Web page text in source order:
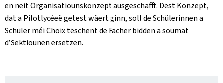
en neit Organisatiounskonzept ausgeschafft. Dëst Konzept,
dat a Pilotlycéeë getest wäert ginn, soll de Schülerinnen a
Schüler méi Choix tëschent de Fächer bidden a soumat
d’Sektiounen ersetzen.